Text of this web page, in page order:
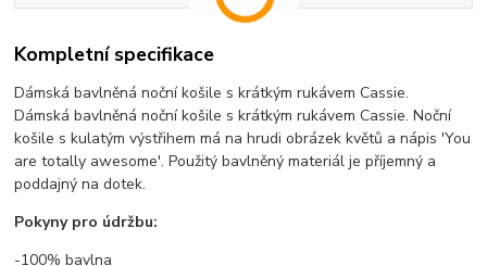
Kompletní specifikace
Dámská bavlněná noční košile s krátkým rukávem Cassie.
Dámská bavlněná noční košile s krátkým rukávem Cassie. Noční
košile s kulatým výstřihem má na hrudi obrázek květů a nápis 'You
are totally awesome'. Použitý bavlněný materiál je příjemný a
poddajný na dotek.
Pokyny pro údržbu:
-100% bavlna